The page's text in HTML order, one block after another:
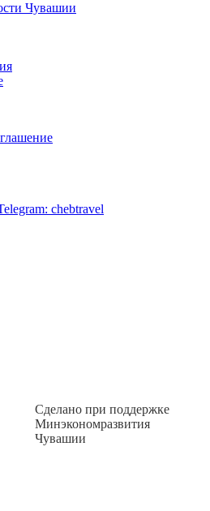
Чувашии
chebtravel
Сделано при поддержке
Минэкономразвития
Чувашии